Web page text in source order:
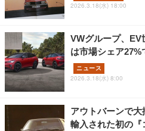
2026.3.18(水) 18:00
VWグループ、
は市場シェア27%
ニュース
2026.3.18(水) 8:00
アウトバーンで
輸入された初の